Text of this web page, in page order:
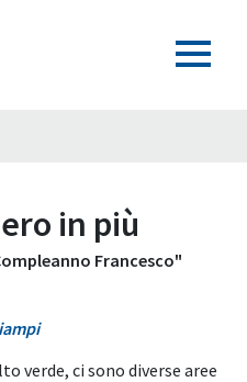
in più
Francesco"
verde, ci sono diverse aree